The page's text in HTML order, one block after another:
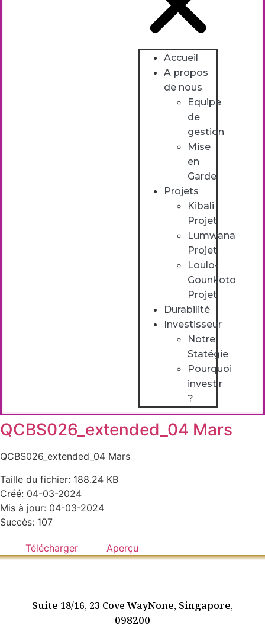
Accueil
A propos
de nous
Equipe
de
gestion
Mise
en
Garde
Projets
Kibali
Projet
Lumwana
Projet
Loulo-
Gounkoto
Projet
Durabilité
Investisseur
Notre
Statégie
Pourquoi
investir
?
QCBS026_extended_04 Mars
QCBS026_extended_04 Mars
Taille du fichier: 188.24 KB
Créé: 04-03-2024
Mis à jour: 04-03-2024
Succès: 107
Télécharger Aperçu
Suite 18/16, 23 Cove WayNone, Singapore,
098200